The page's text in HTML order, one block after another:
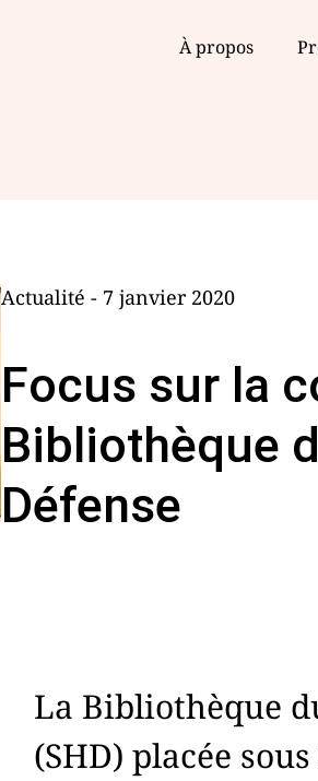
À propos
Actualité - 7 janvier 2020
Focus sur la
Bibliothèque
Défense
La Bibliothèque
(SHD) placée